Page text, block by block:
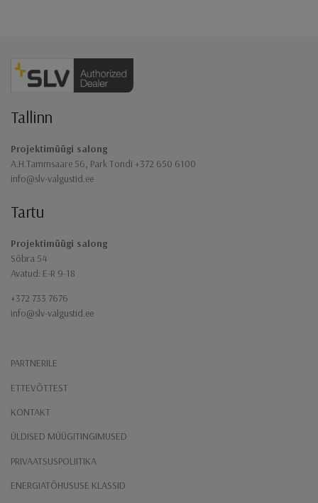
Jaluse navigatsioon
Tallinn
Projektimüügi salong
A.H.Tammsaare 56, Park Tondi +372 650 6100
info@slv-valgustid.ee
Tartu
Projektimüügi salong
Sõbra 54
Avatud: E-R 9-18
+372 733 7676
info@slv-valgustid.ee
PARTNERILE
ETTEVÕTTEST
KONTAKT
ÜLDISED MÜÜGITINGIMUSED
PRIVAATSUSPOLIITIKA
ENERGIATÕHUSUSE KLASSID